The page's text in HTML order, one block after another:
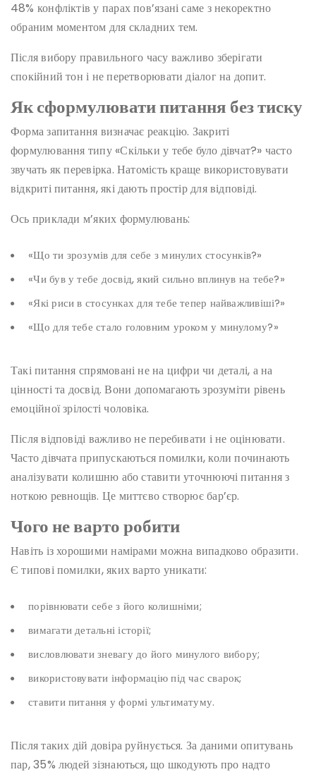
48% конфліктів у парах пов’язані саме з некоректно
обраним моментом для складних тем.
Після вибору правильного часу важливо зберігати
спокійний тон і не перетворювати діалог на допит.
Як сформулювати питання без тиску
Форма запитання визначає реакцію. Закриті
формулювання типу «Скільки у тебе було дівчат?» часто
звучать як перевірка. Натомість краще використовувати
відкриті питання, які дають простір для відповіді.
Ось приклади м’яких формулювань:
«Що ти зрозумів для себе з минулих стосунків?»
«Чи був у тебе досвід, який сильно вплинув на тебе?»
«Які риси в стосунках для тебе тепер найважливіші?»
«Що для тебе стало головним уроком у минулому?»
Такі питання спрямовані не на цифри чи деталі, а на
цінності та досвід. Вони допомагають зрозуміти рівень
емоційної зрілості чоловіка.
Після відповіді важливо не перебивати і не оцінювати.
Часто дівчата припускаються помилки, коли починають
аналізувати колишню або ставити уточнюючі питання з
ноткою ревнощів. Це миттєво створює бар’єр.
Чого не варто робити
Навіть із хорошими намірами можна випадково образити.
Є типові помилки, яких варто уникати:
порівнювати себе з його колишніми;
вимагати детальні історії;
висловлювати зневагу до його минулого вибору;
використовувати інформацію під час сварок;
ставити питання у формі ультиматуму.
Після таких дій довіра руйнується. За даними опитувань
пар, 35% людей зізнаються, що шкодують про надто